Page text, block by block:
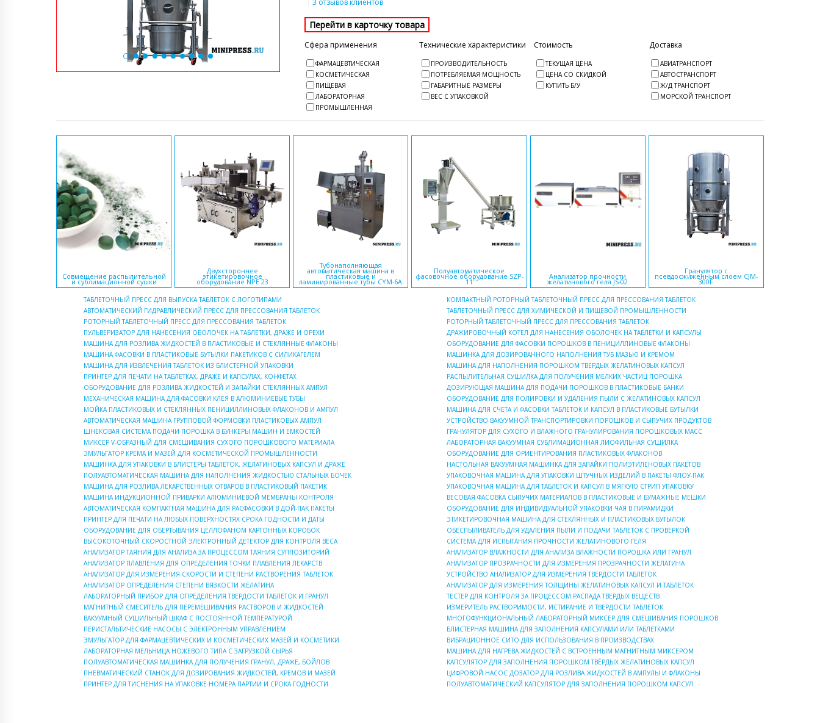
3 отзывов клиентов
Сфера применения
ФАРМАЦЕВТИЧЕСКАЯ
КОСМЕТИЧЕСКАЯ
ПИЩЕВАЯ
ЛАБОРАТОРНАЯ
ПРОМЫШЛЕННАЯ
Технические характеристики
ПРОИЗВОДИТЕЛЬНОСТЬ
ПОТРЕБЛЯЕМАЯ МОЩНОСТЬ
ГАБАРИТНЫЕ РАЗМЕРЫ
ВЕС С УПАКОВКОЙ
Стоимость
ТЕКУЩАЯ ЦЕНА
ЦЕНА СО СКИДКОЙ
КУПИТЬ Б/У
Доставка
АВИАТРАНСПОРТ
АВТОСТРАНСПОРТ
Ж/Д ТРАНСПОРТ
МОРСКОЙ ТРАНСПОРТ
Совмещение распылительной
и сублимационной сушки
Двухстороннее
этикетировочное
оборудование NPE 23
Тубонаполняющая
автоматическая машина в
пластиковые и
ламинированные тубы CYM-6A
Полуавтоматическое
фасовочное оборудование SZP-
11
Анализатор прочности
желатинового геля JS-02
Гранулятор с
псевдосжиженным слоем CJM-
300F
ТАБЛЕТОЧНЫЙ ПРЕСС ДЛЯ ВЫПУСКА ТАБЛЕТОК С ЛОГОТИПАМИ
АВТОМАТИЧЕСКИЙ ГИДРАВЛИЧЕСКИЙ ПРЕСС ДЛЯ ПРЕССОВАНИЯ ТАБЛЕТОК
РОТОРНЫЙ ТАБЛЕТОЧНЫЙ ПРЕСС ДЛЯ ПРЕССОВАНИЯ ТАБЛЕТОК
ПУЛЬВЕРИЗАТОР ДЛЯ НАНЕСЕНИЯ ОБОЛОЧЕК НА ТАБЛЕТКИ, ДРАЖЕ И ОРЕХИ
МАШИНА ДЛЯ РОЗЛИВА ЖИДКОСТЕЙ В ПЛАСТИКОВЫЕ И СТЕКЛЯННЫЕ ФЛАКОНЫ
МАШИНА ФАСОВКИ В ПЛАСТИКОВЫЕ БУТЫЛКИ ПАКЕТИКОВ С СИЛИКАГЕЛЕМ
МАШИНА ДЛЯ ИЗВЛЕЧЕНИЯ ТАБЛЕТОК ИЗ БЛИСТЕРНОЙ УПАКОВКИ
ПРИНТЕР ДЛЯ ПЕЧАТИ НА ТАБЛЕТКАХ, ДРАЖЕ И КАПСУЛАХ, КОНФЕТАХ
ОБОРУДОВАНИЕ ДЛЯ РОЗЛИВА ЖИДКОСТЕЙ И ЗАПАЙКИ СТЕКЛЯННЫХ АМПУЛ
МЕХАНИЧЕСКАЯ МАШИНА ДЛЯ ФАСОВКИ КЛЕЯ В АЛЮМИНИЕВЫЕ ТУБЫ
МОЙКА ПЛАСТИКОВЫХ И СТЕКЛЯННЫХ ПЕНИЦИЛЛИНОВЫХ ФЛАКОНОВ И АМПУЛ
АВТОМАТИЧЕСКАЯ МАШИНА ГРУППОВОЙ ФОРМОВКИ ПЛАСТИКОВЫХ АМПУЛ
ШНЕКОВАЯ СИСТЕМА ПОДАЧИ ПОРОШКА В БУНКЕРЫ МАШИН И ЕМКОСТЕЙ
МИКСЕР V-ОБРАЗНЫЙ ДЛЯ СМЕШИВАНИЯ СУХОГО ПОРОШКОВОГО МАТЕРИАЛА
ЭМУЛЬГАТОР КРЕМА И МАЗЕЙ ДЛЯ КОСМЕТИЧЕСКОЙ ПРОМЫШЛЕННОСТИ
МАШИНКА ДЛЯ УПАКОВКИ В БЛИСТЕРЫ ТАБЛЕТОК, ЖЕЛАТИНОВЫХ КАПСУЛ И ДРАЖЕ
ПОЛУАВТОМАТИЧЕСКАЯ МАШИНА ДЛЯ НАПОЛНЕНИЯ ЖИДКОСТЬЮ СТАЛЬНЫХ БОЧЕК
МАШИНА ДЛЯ РОЗЛИВА ЛЕКАРСТВЕННЫХ ОТВАРОВ В ПЛАСТИКОВЫЙ ПАКЕТИК
МАШИНА ИНДУКЦИОННОЙ ПРИВАРКИ АЛЮМИНИЕВОЙ МЕМБРАНЫ КОНТРОЛЯ
АВТОМАТИЧЕСКАЯ КОМПАКТНАЯ МАШИНА ДЛЯ РАСФАСОВКИ В ДОЙ-ПАК ПАКЕТЫ
ПРИНТЕР ДЛЯ ПЕЧАТИ НА ЛЮБЫХ ПОВЕРХНОСТЯХ СРОКА ГОДНОСТИ И ДАТЫ
ОБОРУДОВАНИЕ ДЛЯ ОБЕРТЫВАНИЯ ЦЕЛЛОФАНОМ КАРТОННЫХ КОРОБОК
ВЫСОКОТОЧНЫЙ СКОРОСТНОЙ ЭЛЕКТРОННЫЙ ДЕТЕКТОР ДЛЯ КОНТРОЛЯ ВЕСА
АНАЛИЗАТОР ТАЯНИЯ ДЛЯ АНАЛИЗА ЗА ПРОЦЕССОМ ТАЯНИЯ СУППОЗИТОРИЙ
АНАЛИЗАТОР ПЛАВЛЕНИЯ ДЛЯ ОПРЕДЕЛЕНИЯ ТОЧКИ ПЛАВЛЕНИЯ ЛЕКАРСТВ
АНАЛИЗАТОР ДЛЯ ИЗМЕРЕНИЯ СКОРОСТИ И СТЕПЕНИ РАСТВОРЕНИЯ ТАБЛЕТОК
АНАЛИЗАТОР ОПРЕДЕЛЕНИЯ СТЕПЕНИ ВЯЗКОСТИ ЖЕЛАТИНА
ЛАБОРАТОРНЫЙ ПРИБОР ДЛЯ ОПРЕДЕЛЕНИЯ ТВЕРДОСТИ ТАБЛЕТОК И ГРАНУЛ
МАГНИТНЫЙ СМЕСИТЕЛЬ ДЛЯ ПЕРЕМЕШИВАНИЯ РАСТВОРОВ И ЖИДКОСТЕЙ
ВАКУУМНЫЙ СУШИЛЬНЫЙ ШКАФ С ПОСТОЯННОЙ ТЕМПЕРАТУРОЙ
ПЕРИСТАЛЬТИЧЕСКИЕ НАСОСЫ С ЭЛЕКТРОННЫМ УПРАВЛЕНИЕМ
ЭМУЛЬГАТОР ДЛЯ ФАРМАЦЕВТИЧЕСКИХ И КОСМЕТИЧЕСКИХ МАЗЕЙ И КОСМЕТИКИ
ЛАБОРАТОРНАЯ МЕЛЬНИЦА НОЖЕВОГО ТИПА С ЗАГРУЗКОЙ СЫРЬЯ
ПОЛУАВТОМАТИЧЕСКАЯ МАШИНКА ДЛЯ ПОЛУЧЕНИЯ ГРАНУЛ, ДРАЖЕ, БОЙЛОВ
ПНЕВМАТИЧЕСКИЙ СТАНОК ДЛЯ ДОЗИРОВАНИЯ ЖИДКОСТЕЙ, КРЕМОВ И МАЗЕЙ
ПРИНТЕР ДЛЯ ТИСНЕНИЯ НА УПАКОВКЕ НОМЕРА ПАРТИИ И СРОКА ГОДНОСТИ
КОМПАКТНЫЙ РОТОРНЫЙ ТАБЛЕТОЧНЫЙ ПРЕСС ДЛЯ ПРЕССОВАНИЯ ТАБЛЕТОК
ТАБЛЕТОЧНЫЙ ПРЕСС ДЛЯ ХИМИЧЕСКОЙ И ПИЩЕВОЙ ПРОМЫШЛЕННОСТИ
РОТОРНЫЙ ТАБЛЕТОЧНЫЙ ПРЕСС ДЛЯ ПРЕССОВАНИЯ ТАБЛЕТОК
ДРАЖИРОВОЧНЫЙ КОТЕЛ ДЛЯ НАНЕСЕНИЯ ОБОЛОЧЕК НА ТАБЛЕТКИ И КАПСУЛЫ
ОБОРУДОВАНИЕ ДЛЯ ФАСОВКИ ПОРОШКОВ В ПЕНИЦИЛЛИНОВЫЕ ФЛАКОНЫ
МАШИНКА ДЛЯ ДОЗИРОВАННОГО НАПОЛНЕНИЯ ТУБ МАЗЬЮ И КРЕМОМ
МАШИНА ДЛЯ НАПОЛНЕНИЯ ПОРОШКОМ ТВЕРДЫХ ЖЕЛАТИНОВЫХ КАПСУЛ
РАСПЫЛИТЕЛЬНАЯ СУШИЛКА ДЛЯ ПОЛУЧЕНИЯ МЕЛКИХ ЧАСТИЦ ПОРОШКА
ДОЗИРУЮЩАЯ МАШИНА ДЛЯ ПОДАЧИ ПОРОШКОВ В ПЛАСТИКОВЫЕ БАНКИ
ОБОРУДОВАНИЕ ДЛЯ ПОЛИРОВКИ И УДАЛЕНИЯ ПЫЛИ С ЖЕЛАТИНОВЫХ КАПСУЛ
МАШИНА ДЛЯ СЧЕТА И ФАСОВКИ ТАБЛЕТОК И КАПСУЛ В ПЛАСТИКОВЫЕ БУТЫЛКИ
УСТРОЙСТВО ВАКУУМНОЙ ТРАНСПОРТИРОВКИ ПОРОШКОВ И СЫПУЧИХ ПРОДУКТОВ
ГРАНУЛЯТОР ДЛЯ СУХОГО И ВЛАЖНОГО ГРАНУЛИРОВАНИЯ ПОРОШКОВЫХ МАСС
ЛАБОРАТОРНАЯ ВАКУУМНАЯ СУБЛИМАЦИОННАЯ ЛИОФИЛЬНАЯ СУШИЛКА
ОБОРУДОВАНИЕ ДЛЯ ОРИЕНТИРОВАНИЯ ПЛАСТИКОВЫХ ФЛАКОНОВ
НАСТОЛЬНАЯ ВАКУУМНАЯ МАШИНКА ДЛЯ ЗАПАЙКИ ПОЛИЭТИЛЕНОВЫХ ПАКЕТОВ
УПАКОВОЧНАЯ МАШИНА ДЛЯ УПАКОВКИ ШТУЧНЫХ ИЗДЕЛИЙ В ПАКЕТЫ ФЛОУ-ПАК
УПАКОВОЧНАЯ МАШИНА ДЛЯ ТАБЛЕТОК И КАПСУЛ В МЯГКУЮ СТРИП УПАКОВКУ
ВЕСОВАЯ ФАСОВКА СЫПУЧИХ МАТЕРИАЛОВ В ПЛАСТИКОВЫЕ И БУМАЖНЫЕ МЕШКИ
ОБОРУДОВАНИЕ ДЛЯ ИНДИВИДУАЛЬНОЙ УПАКОВКИ ЧАЯ В ПИРАМИДКИ
ЭТИКЕТИРОВОЧНАЯ МАШИНА ДЛЯ СТЕКЛЯННЫХ И ПЛАСТИКОВЫХ БУТЫЛОК
ОБЕСПЫЛИВАТЕЛЬ ДЛЯ УДАЛЕНИЯ ПЫЛИ И ПОДАЧИ ТАБЛЕТОК С ПРОВЕРКОЙ
СИСТЕМА ДЛЯ ИСПЫТАНИЯ ПРОЧНОСТИ ЖЕЛАТИНОВОГО ГЕЛЯ
АНАЛИЗАТОР ВЛАЖНОСТИ ДЛЯ АНАЛИЗА ВЛАЖНОСТИ ПОРОШКА ИЛИ ГРАНУЛ
АНАЛИЗАТОР ПРОЗРАЧНОСТИ ДЛЯ ИЗМЕРЕНИЯ ПРОЗРАЧНОСТИ ЖЕЛАТИНА
УСТРОЙСТВО АНАЛИЗАТОР ДЛЯ ИЗМЕРЕНИЯ ТВЕРДОСТИ ТАБЛЕТОК
АНАЛИЗАТОР ДЛЯ ИЗМЕРЕНИЯ ТОЛЩИНЫ ЖЕЛАТИНОВЫХ КАПСУЛ И ТАБЛЕТОК
ТЕСТЕР ДЛЯ КОНТРОЛЯ ЗА ПРОЦЕССОМ РАСПАДА ТВЕРДЫХ ВЕЩЕСТВ
ИЗМЕРИТЕЛЬ РАСТВОРИМОСТИ, ИСТИРАНИЕ И ТВЕРДОСТИ ТАБЛЕТОК
МНОГОФУНКЦИОНАЛЬНЫЙ ЛАБОРАТОРНЫЙ МИКСЕР ДЛЯ СМЕШИВАНИЯ ПОРОШКОВ
БЛИСТЕРНАЯ МАШИНА ДЛЯ ЗАПОЛНЕНИЯ КАПСУЛАМИ ИЛИ ТАБЛЕТКАМИ
ВИБРАЦИОННОЕ СИТО ДЛЯ ИСПОЛЬЗОВАНИЯ В ПРОИЗВОДСТВАХ
МАШИНА ДЛЯ НАГРЕВА ЖИДКОСТЕЙ С ВСТРОЕННЫМ МАГНИТНЫМ МИКСЕРОМ
КАПСУЛЯТОР ДЛЯ ЗАПОЛНЕНИЯ ПОРОШКОМ ТВЁРДЫХ ЖЕЛАТИНОВЫХ КАПСУЛ
ЦИФРОВОЙ НАСОС ДОЗАТОР ДЛЯ РОЗЛИВА ЖИДКОСТЕЙ В АМПУЛЫ И ФЛАКОНЫ
ПОЛУАВТОМАТИЧЕСКИЙ КАПСУЛЯТОР ДЛЯ ЗАПОЛНЕНИЯ ПОРОШКОМ КАПСУЛ